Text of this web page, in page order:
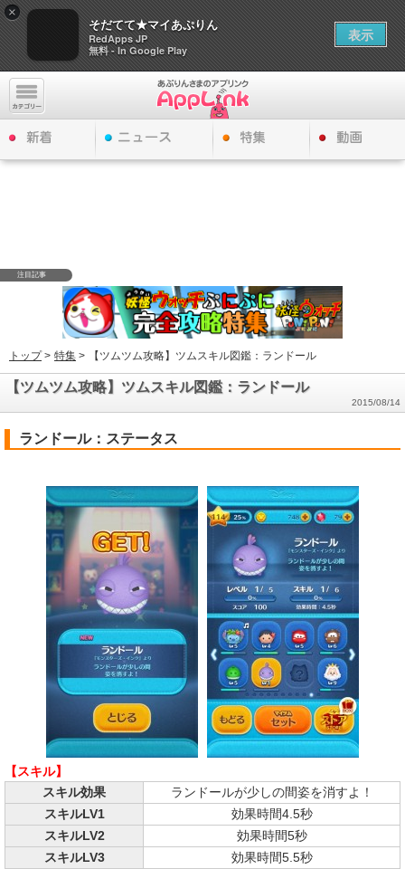
×
そだてて★マイあぷりん
RedApps JP
無料 - In Google Play
表示
注目記事
トップ> 特集 > 【ツムツム攻略】ツムスキル図鑑：ランドール
【ツムツム攻略】ツムスキル図鑑：ランドール
2015/08/14
ランドール：ステータス
【スキル】
スキル効果
ランドールが少しの間姿を消すよ！
スキルLV1
効果時間4.5秒
スキルLV2
効果時間5秒
スキルLV3
効果時間5.5秒